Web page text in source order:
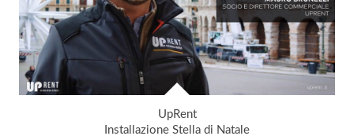
UpRent
Installazione Stella di Natale